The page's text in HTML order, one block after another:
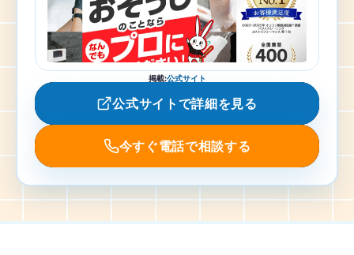
掲載:公式サイト
公式サイトで詳細を見る
今すぐ電話で相談する